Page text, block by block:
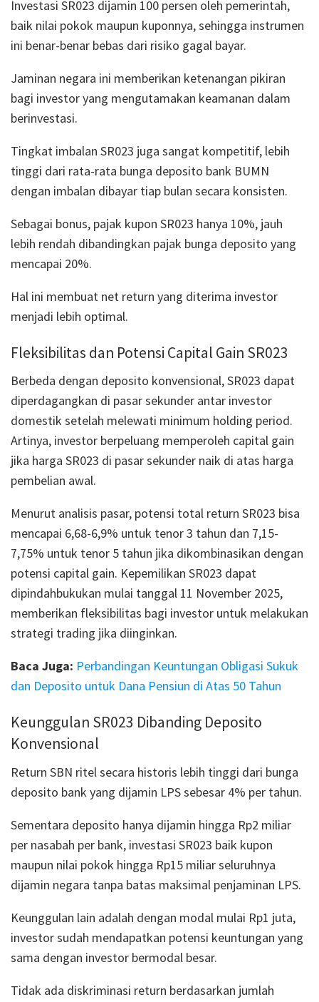
Investasi SR023 dijamin 100 persen oleh pemerintah,
baik nilai pokok maupun kuponnya, sehingga instrumen
ini benar-benar bebas dari risiko gagal bayar.
Jaminan negara ini memberikan ketenangan pikiran
bagi investor yang mengutamakan keamanan dalam
berinvestasi.
Tingkat imbalan SR023 juga sangat kompetitif, lebih
tinggi dari rata-rata bunga deposito bank BUMN
dengan imbalan dibayar tiap bulan secara konsisten.
Sebagai bonus, pajak kupon SR023 hanya 10%, jauh
lebih rendah dibandingkan pajak bunga deposito yang
mencapai 20%.
Hal ini membuat net return yang diterima investor
menjadi lebih optimal.
Fleksibilitas dan Potensi Capital Gain SR023
Berbeda dengan deposito konvensional, SR023 dapat
diperdagangkan di pasar sekunder antar investor
domestik setelah melewati minimum holding period.
Artinya, investor berpeluang memperoleh capital gain
jika harga SR023 di pasar sekunder naik di atas harga
pembelian awal.
Menurut analisis pasar, potensi total return SR023 bisa
mencapai 6,68-6,9% untuk tenor 3 tahun dan 7,15-
7,75% untuk tenor 5 tahun jika dikombinasikan dengan
potensi capital gain. Kepemilikan SR023 dapat
dipindahbukukan mulai tanggal 11 November 2025,
memberikan fleksibilitas bagi investor untuk melakukan
strategi trading jika diinginkan.
Baca Juga: Perbandingan Keuntungan Obligasi Sukuk
dan Deposito untuk Dana Pensiun di Atas 50 Tahun
Keunggulan SR023 Dibanding Deposito
Konvensional
Return SBN ritel secara historis lebih tinggi dari bunga
deposito bank yang dijamin LPS sebesar 4% per tahun.
Sementara deposito hanya dijamin hingga Rp2 miliar
per nasabah per bank, investasi SR023 baik kupon
maupun nilai pokok hingga Rp15 miliar seluruhnya
dijamin negara tanpa batas maksimal penjaminan LPS.
Keunggulan lain adalah dengan modal mulai Rp1 juta,
investor sudah mendapatkan potensi keuntungan yang
sama dengan investor bermodal besar.
Tidak ada diskriminasi return berdasarkan jumlah